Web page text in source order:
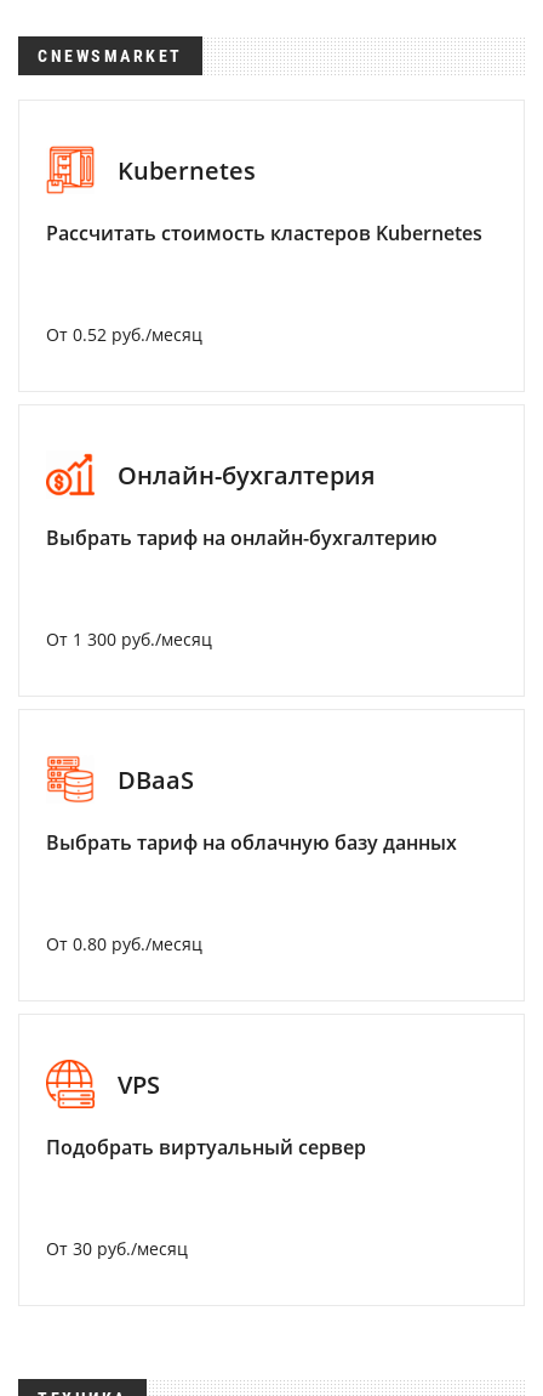
CNEWSMARKET
Kubernetes
Рассчитать стоимость кластеров Kubernetes
От 0.52 руб./месяц
Онлайн-бухгалтерия
Выбрать тариф на онлайн-бухгалтерию
От 1 300 руб./месяц
DBaaS
Выбрать тариф на облачную базу данных
От 0.80 руб./месяц
VPS
Подобрать виртуальный сервер
От 30 руб./месяц